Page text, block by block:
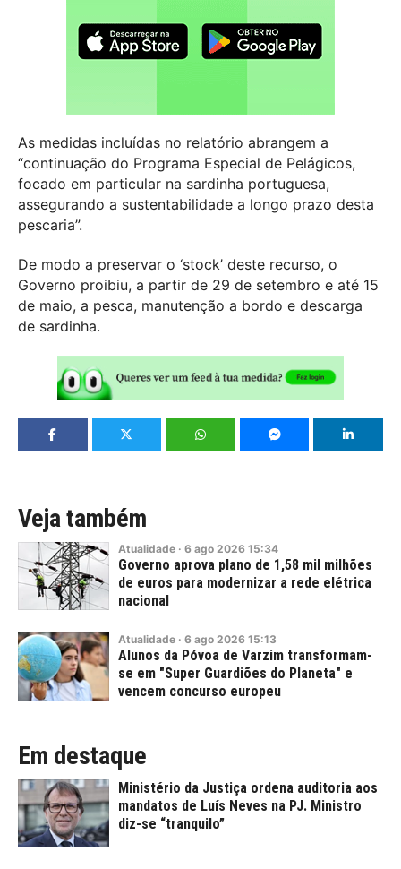
As medidas incluídas no relatório abrangem a
“continuação do Programa Especial de Pelágicos,
focado em particular na sardinha portuguesa,
assegurando a sustentabilidade a longo prazo desta
pescaria”.
De modo a preservar o ‘stock’ deste recurso, o
Governo proibiu, a partir de 29 de setembro e até 15
de maio, a pesca, manutenção a bordo e descarga
de sardinha.
Veja também
Atualidade · 6 ago 2026 15:34
Governo aprova plano de 1,58 mil milhões
de euros para modernizar a rede elétrica
nacional
Atualidade · 6 ago 2026 15:13
Alunos da Póvoa de Varzim transformam-
se em "Super Guardiões do Planeta" e
vencem concurso europeu
Em destaque
Ministério da Justiça ordena auditoria aos
mandatos de Luís Neves na PJ. Ministro
diz-se “tranquilo”